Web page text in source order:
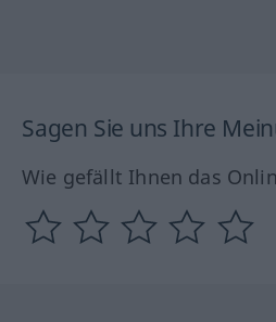
Sagen Sie uns Ihre
Wie gefällt Ihnen das